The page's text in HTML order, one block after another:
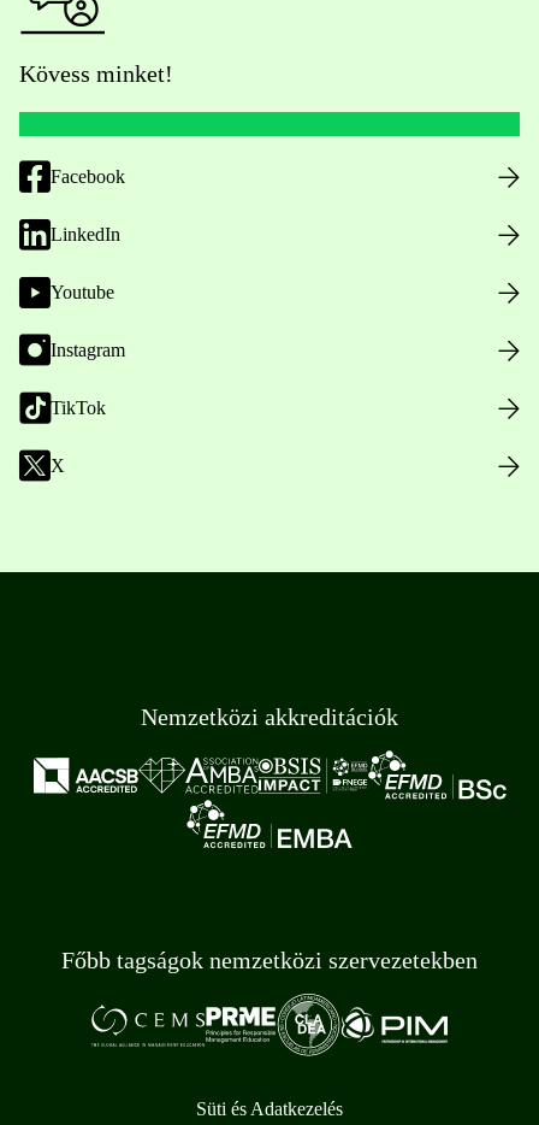
Kövess minket!
Facebook
LinkedIn
Youtube
Instagram
TikTok
X
Nemzetközi akkreditációk
Főbb tagságok nemzetközi szervezetekben
Süti és Adatkezelés